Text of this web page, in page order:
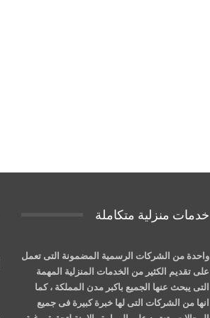
خدمات منزلية متكاملة
واحدة من الشركات الرسمية المضمونة التى تعمل
على تقديم الكثير من الخدمات المنزلية المهمة
التى يبحث عنها الجميع باكبر مدن المملكة ، كما
انها من الشركات التى لها خبرة كبيرة فى جميع